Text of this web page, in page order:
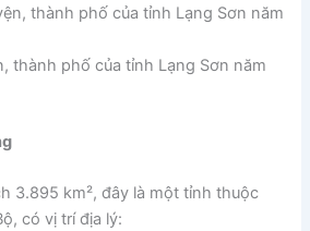
thành phố của tỉnh Lạng Sơn năm
3.895 km², đây là một tỉnh thuộc
có vị trí địa lý: